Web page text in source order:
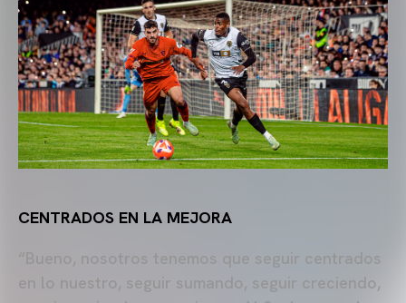
CENTRADOS EN LA MEJORA
“Bueno, nosotros tenemos que seguir centrados
en lo nuestro, seguir sumando, seguir creciendo,